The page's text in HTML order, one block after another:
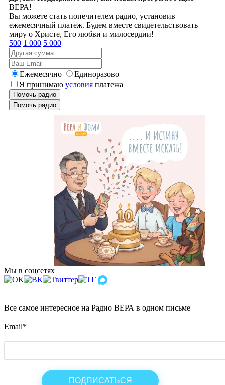
ВЕРА!
Вы можете стать попечителем радио, установив
ежемесячный платеж. Будем вместе свидетельствовать
миру о Христе, Его любви и милосердии!
500 1 000 5 000
Ежемесячно
Единоразово
Я принимаю условия платежа
Помочь радио
Помочь радио
Мы в соцсетях
Все самое интересное на Радио ВЕРА в одном письме
Email*